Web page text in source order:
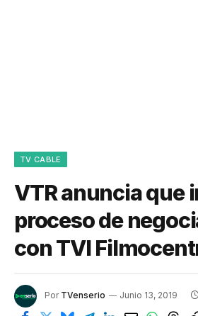
TV CABLE
VTR anuncia que
proceso de
con TVI
Por TVenserio Junio 13, 2019